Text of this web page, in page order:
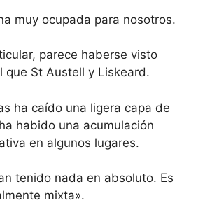
muy ocupada para nosotros.
parece haberse visto
que St Austell y Liskeard.
ha caído una ligera capa de
habido una acumulación
en algunos lugares.
tenido nada en absoluto. Es
mixta».